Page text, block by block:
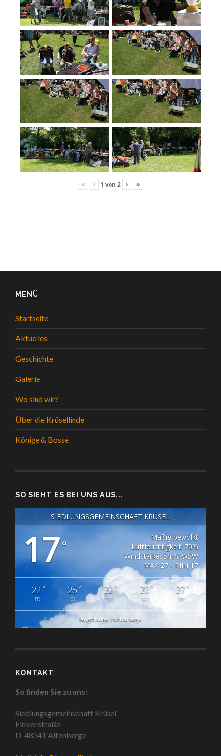
« ‹ 1 von 2 › »
MENÜ
Startseite
Aktuelles
Geschichte
Galerie
Wo sind wir?
Über die Krüsellinde
Könige & Bosse
SO SIEHT ES BEI UNS AUS...
SIEDLUNGSGEMEINSCHAFT KRÜSEL
17°
Mäßig bewölkt
Luftfeuchtigkeit: 70%
Windstärke: 5m/s WSW
MAX 27 • MIN 17
22 °
FR
25°
SA
32°
SO
33°
MO
37°
DIE
langfristige Vorhersage
KONTAKT
So finden Sie zu uns:
Siedlungsgemeinschaft Krüsel
Finkenstraße
D-48341 Altenberge